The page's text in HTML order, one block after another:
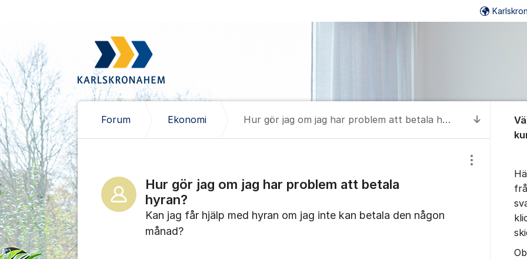
Till
Forum Ekonomi Hur gör jag om jag har problem att betala hyran?
Hur gör jag om jag har problem att betala
hyran?
Visa/dölj
Kan jag får hjälp med hyran om jag inte kan betala den någon
månad?